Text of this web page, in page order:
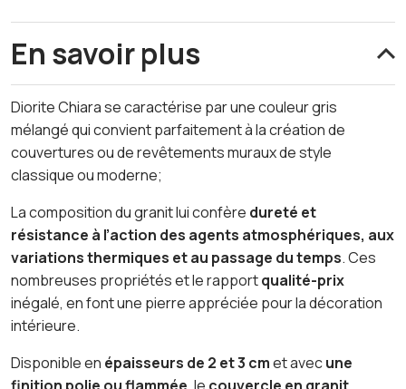
En savoir plus
Diorite Chiara se caractérise par une couleur gris
mélangé qui convient parfaitement à la création de
couvertures ou de revêtements muraux de style
classique ou moderne;
La composition du granit lui confère dureté et
résistance à l’action des agents atmosphériques, aux
variations thermiques et au passage du temps. Ces
nombreuses propriétés et le rapportqualité-prix
inégalé, en font une pierre appréciée pour la décoration
intérieure.
Disponible en épaisseurs de 2 et 3 cmet avecune